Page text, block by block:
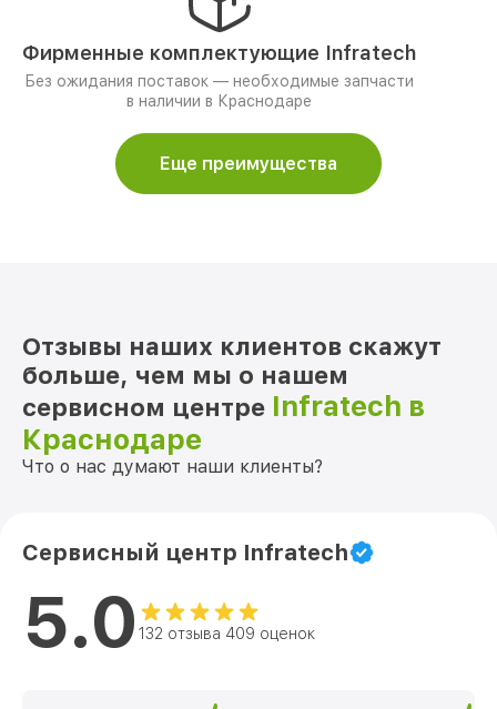
Фирменные комплектующие Infratech
Без ожидания поставок — необходимые запчасти
в наличии в Краснодаре
Еще преимущества
Отзывы наших клиентов скажут
больше, чем мы о нашем
сервисном центре Infratech в
Краснодаре
Что о нас думают наши клиенты?
Сервисный центр Infratech
5.0 132 отзыва 409 оценок